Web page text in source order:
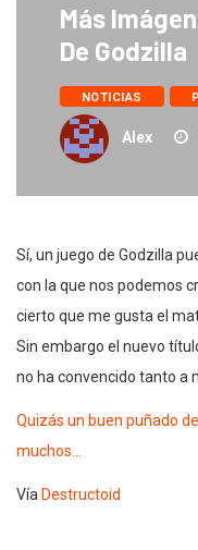
Más
De Godzilla
NOTICIAS
Alex
Sí, un juego de Godzilla
con la que nos podemos
cierto que me gusta el
Sin embargo el nuevo
no ha convencido tanto a
Quizás un buen puñado
muchos…
Vía Destructoid